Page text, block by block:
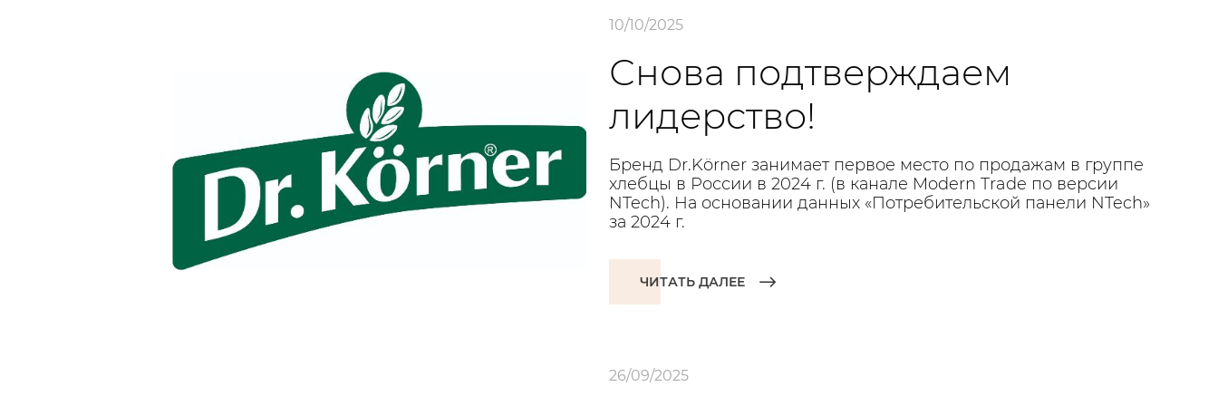
10/10/2025
Снова подтверждаем
лидерство!
Бренд Dr.Körner занимает первое место по продажам в группе
хлебцы в России в 2024 г. (в канале Modern Trade по версии
NTech). На основании данных «Потребительской панели NTech»
за 2024 г.
ЧИТАТЬ ДАЛЕЕ
26/09/2025